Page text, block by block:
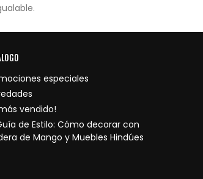
especiales
vendido!
de Estilo: Cómo decorar con
de Mango y Muebles Hindúes